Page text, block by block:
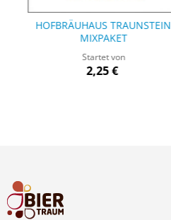
HOFBRÄUHAUS TRAUNSTEIN
MIXPAKET
Startet von
2,25 €